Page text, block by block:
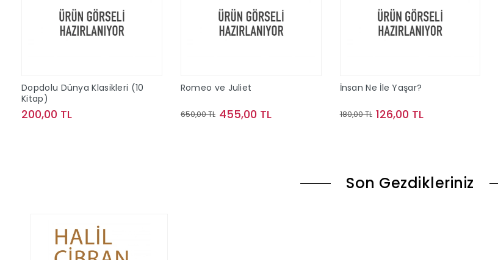
Dopdolu Dünya Klasikleri (10
Kitap)
200,00 TL
Romeo ve Juliet
650,00 TL 455,00 TL
İnsan Ne İle Yaşar?
180,00 TL 126,00 TL
Son Gezdikleriniz